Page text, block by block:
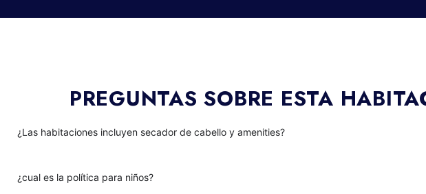
PREGUNTAS SOBRE ESTA
¿Las habitaciones incluyen secador de cabello y amenities?
¿cual es la política para niños?